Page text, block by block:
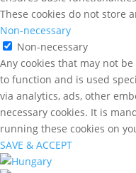
These cookies do not store
Non-necessary
Non-necessary
Any cookies that may not
to function and is used
via analytics, ads, other
necessary cookies. It is
running these cookies on
SAVE & ACCEPT